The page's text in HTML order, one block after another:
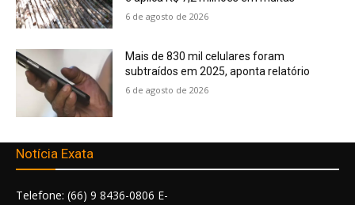
6 de agosto de 2026
Mais de 830 mil celulares foram
subtraídos em 2025, aponta relatório
6 de agosto de 2026
Notícia Exata
Telefone: (66) 9 8436-0806 E-